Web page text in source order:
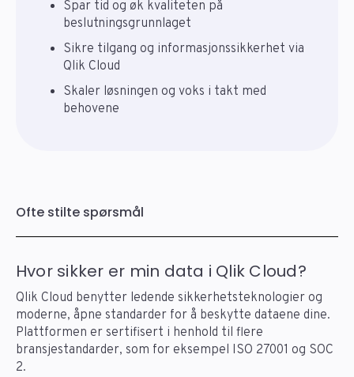
Spar tid og øk kvaliteten på
beslutningsgrunnlaget
Sikre tilgang og informasjonssikkerhet via
Qlik Cloud
Skaler løsningen og voks i takt med
behovene
Ofte stilte spørsmål
Hvor sikker er min data i Qlik Cloud?
Qlik Cloud benytter ledende sikkerhetsteknologier og
moderne, åpne standarder for å beskytte dataene dine.
Plattformen er sertifisert i henhold til flere
bransjestandarder, som for eksempel ISO 27001 og SOC
2.